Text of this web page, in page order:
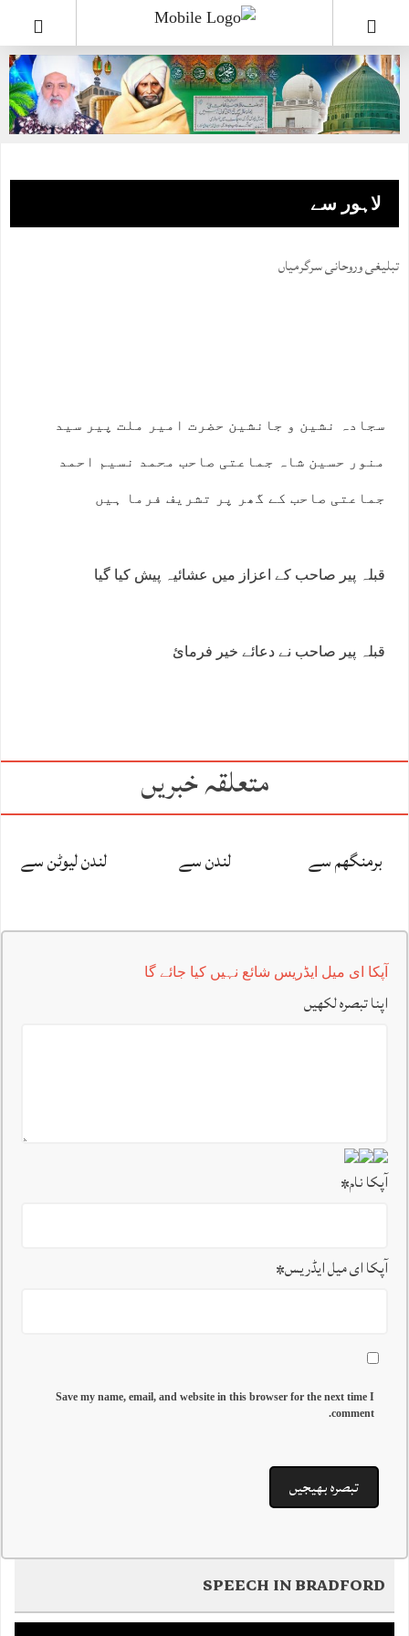
لاہور سے
تبلیغی وروحانی سرگرمیاں
سجادہ نشین و جانشین حضرت امیر ملت پیر سید
منور حسین شاہ جماعتی صاحب محمد نسیم احمد
جماعتی صاحب کے گھر پر تشریف فرما ہیں
قبلہ پیر صاحب کے اعزاز میں عشائیہ پیش کیا گیا
قبلہ پیر صاحب نے دعائے خیر فرمائ
متعلقہ خبریں
برمنگھم سے لندن سے لندن لیوٹن سے
آپکا ای میل ایڈریس شائع نہیں کیا جائے گا
اپنا تبصرہ لکھیں
آپکا نام*
آپکا ای میل ایڈریس*
Save my name, email, and website in this browser for the next time I
comment.
SPEECH IN BRADFORD